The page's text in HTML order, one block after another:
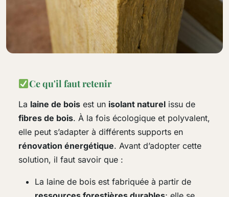
Ce qu'il faut retenir
La laine de bois est un isolant naturel issu de
fibres de bois. À la fois écologique et polyvalent,
elle peut s’adapter à différents supports en
rénovation énergétique. Avant d’adopter cette
solution, il faut savoir que :
La laine de bois est fabriquée à partir de